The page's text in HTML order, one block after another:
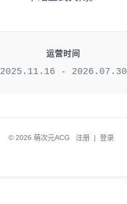
运营时间
2025.11.16 - 2026.07.30
© 2026 萌次元ACG 注册 | 登录